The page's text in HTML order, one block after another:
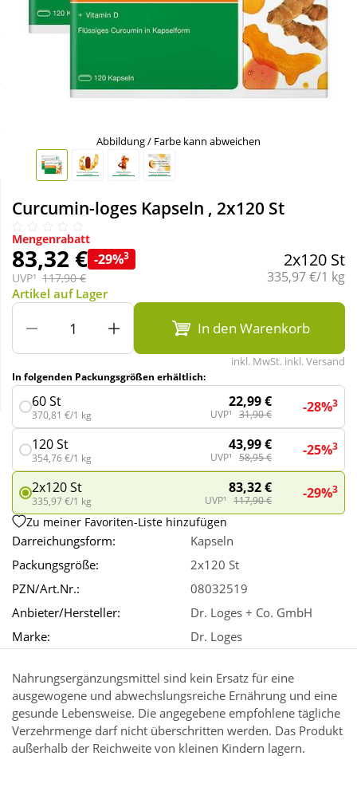
Sale
Täglich gut versorgt
Körperpflege & Kosmetik
Nahrungsergänzung
Natur & Homöopathie
Sanitätshaus
Sport & Fitness
Tierbedarf
Wellness
Abbildung / Farbe kann abweichen
Curcumin-loges Kapseln , 2x120 St
Mengenrabatt
83,32 € -29%3
UVP¹ 117,90 €
2x120 St
Grundpreis:
335,97 €/1 kg
Artikel auf Lager
In den Warenkorb
inkl. MwSt. inkl. Versand
In folgenden Packungsgrößen erhältlich:
60 St
370,81 €/1 kg
22,99 €
UVP¹ 31,90 € -28%3
120 St
354,76 €/1 kg
43,99 €
UVP¹ 58,95 € -25%3
2x120 St
335,97 €/1 kg
83,32 €
UVP¹ 117,90 € -29%3
Zu meiner Favoriten-Liste hinzufügen
Darreichungsform:
Kapseln
Packungsgröße:
2x120 St
PZN/Art.Nr.:
08032519
Anbieter/Hersteller:
Dr. Loges + Co. GmbH
Marke:
Dr. Loges
Nahrungsergänzungsmittel sind kein Ersatz für eine
ausgewogene und abwechslungsreiche Ernährung und eine
gesunde Lebensweise. Die angegebene empfohlene tägliche
Verzehrmenge darf nicht überschritten werden. Das Produkt
außerhalb der Reichweite von kleinen Kindern lagern.